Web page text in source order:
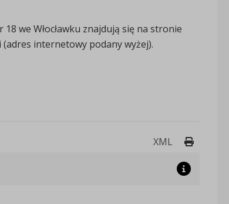
we Włocławku znajdują się na stronie
internetowy podany wyżej).
XML Drukuj